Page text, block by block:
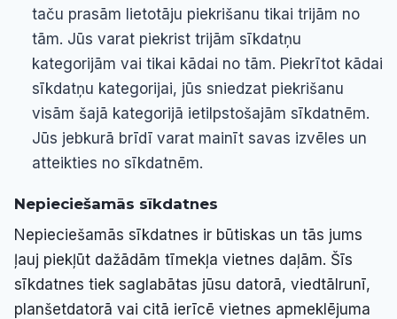
taču prasām lietotāju piekrišanu tikai trijām no
tām. Jūs varat piekrist trijām sīkdatņu
kategorijām vai tikai kādai no tām. Piekrītot kādai
sīkdatņu kategorijai, jūs sniedzat piekrišanu
visām šajā kategorijā ietilpstošajām sīkdatnēm.
Jūs jebkurā brīdī varat mainīt savas izvēles un
atteikties no sīkdatnēm.
Nepieciešamās sīkdatnes
Nepieciešamās sīkdatnes ir būtiskas un tās jums
ļauj piekļūt dažādām tīmekļa vietnes daļām. Šīs
sīkdatnes tiek saglabātas jūsu datorā, viedtālrunī,
planšetdatorā vai citā ierīcē vietnes apmeklējuma